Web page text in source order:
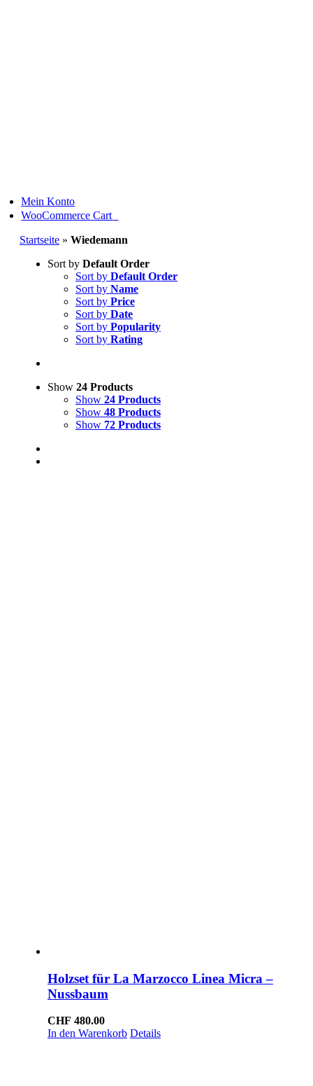
Mein Konto
WooCommerce Cart0
Startseite » Wiedemann
Sort by Default Order
Sort by Default Order
Sort by Name
Sort by Price
Sort by Date
Sort by Popularity
Sort by Rating
Show 24 Products
Show 24 Products
Show 48 Products
Show 72 Products
Holzset für La Marzocco Linea Micra –
Nussbaum
CHF 480.00
In den Warenkorb Details